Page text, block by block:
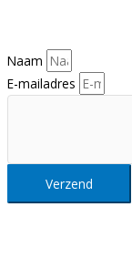
Naam
E-mailadres
Verzend